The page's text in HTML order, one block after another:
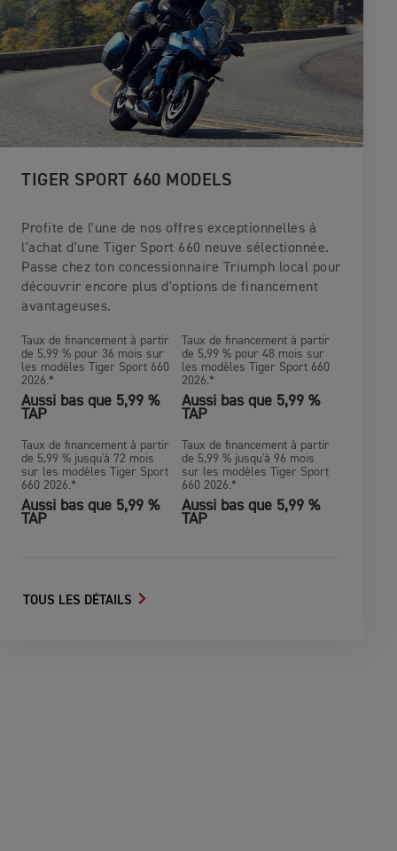
TIGER SPORT 660 MODELS
Profite de l'une de nos offres exceptionnelles à
l'achat d'une Tiger Sport 660 neuve sélectionnée.
Passe chez ton concessionnaire Triumph local pour
découvrir encore plus d'options de financement
avantageuses.
Taux de financement à partir
de 5,99 % pour 36 mois sur
les modèles Tiger Sport 660
2026.*
Aussi bas que 5,99 %
TAP
Taux de financement à partir
de 5,99 % pour 48 mois sur
les modèles Tiger Sport 660
2026.*
Aussi bas que 5,99 %
TAP
Taux de financement à partir
de 5,99 % jusqu'à 72 mois
sur les modèles Tiger Sport
660 2026.*
Aussi bas que 5,99 %
TAP
Taux de financement à partir
de 5,99 % jusqu'à 96 mois
sur les modèles Tiger Sport
660 2026.*
Aussi bas que 5,99 %
TAP
TOUS LES DÉTAILS